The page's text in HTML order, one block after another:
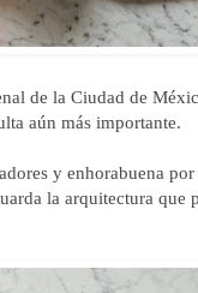
de la Ciudad de
aún más importante.
y enhorabuena
la arquitectura que